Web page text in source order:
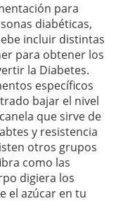
para
diabéticas,
incluir distintas
para obtener los
la Diabetes.
específicos
bajar el nivel
que sirve de
y resistencia
otros grupos
como las
digiera los
el azúcar en tu